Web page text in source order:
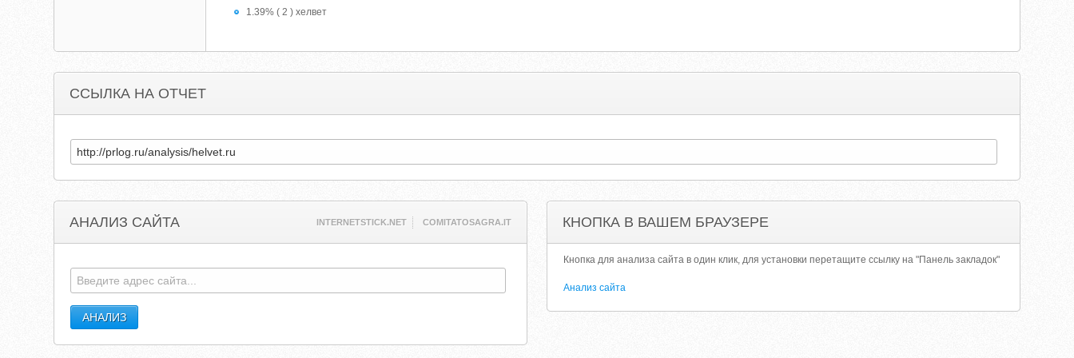
1.39% ( 2 ) хелвет
ССЫЛКА НА ОТЧЕТ
АНАЛИЗ САЙТА INTERNETSTICK.NET COMITATOSAGRA.IT КНОПКА В ВАШЕМ БРАУЗЕРЕ
Кнопка для анализа сайта в один клик, для установки перетащите ссылку на "Панель закладок"
Анализ сайта